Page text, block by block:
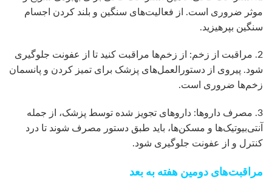
موثر ضروری است. از فعالیت‌های سنگین و بلند کردن اجسام
سنگین بپرهیزید.
2. مراقبت از زخم: از زخم‌ها مراقبت کنید تا از عفونت جلوگیری
شود. پیروی از دستورالعمل‌های پزشک برای تمیز کردن و پانسمان
زخم‌ها ضروری است.
3. مصرف داروها: داروهای تجویز شده توسط پزشک، از جمله
آنتی‌بیوتیک‌ها و مسکن‌ها، باید طبق دستور مصرف شوند تا درد
کنترل و از عفونت جلوگیری شود.
مراقبت‌های دومین هفته به بعد